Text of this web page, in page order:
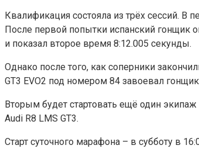
Квалификация состояла из трёх сессий. В
После первой попытки испанский гонщик
и показал второе время 8:12.005 секунды.
Однако после того, как соперники
GT3 EVO2 под номером 84 завоевал
Вторым будет стартовать ещё один
Audi R8 LMS GT3.
Старт суточного марафона – в субботу в